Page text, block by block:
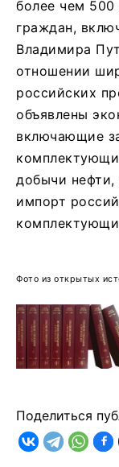
более чем 500
граждан,
Владимира
отношении
российских
объявлены
включающие
добычи нефти,
импорт
Фото из открытых
Поделиться